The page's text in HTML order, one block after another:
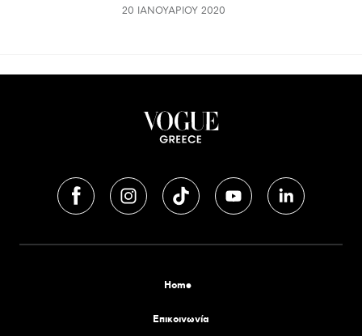
20 ΙΑΝΟΥΑΡΊΟΥ 2020
Home
Επικοινωνία